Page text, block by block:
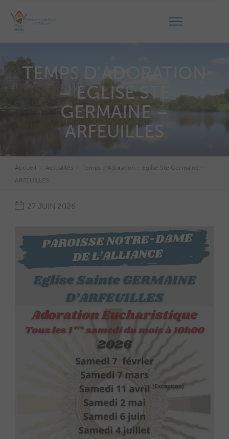
TEMPS D’ADORATION
– EGLISE STE
GERMAINE –
ARFEUILLES
Accueil Actualités
Temps d’Adoration – Eglise Ste Germaine –
ARFEUILLES
27 JUIN 2026